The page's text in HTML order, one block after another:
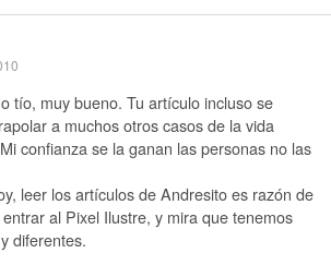
tío, muy bueno. Tu artículo incluso se
a muchos otros casos de la vida
confianza se la ganan las personas no las
leer los artículos de Andresito es razón de
al Pixel Ilustre, y mira que tenemos
diferentes.